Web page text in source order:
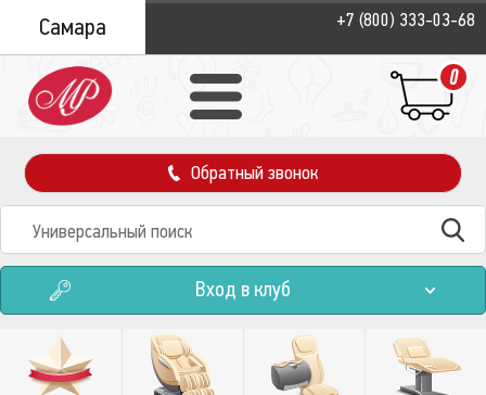
Самара +7 (800) 333-03-68
0
Обратный звонок
Вход в клуб